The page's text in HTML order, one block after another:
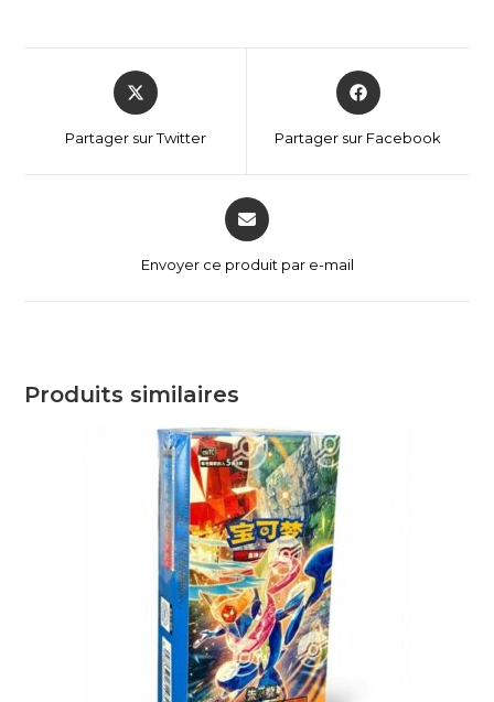
Partager sur Twitter Partager sur Facebook
Envoyer ce produit par e-mail
Produits similaires